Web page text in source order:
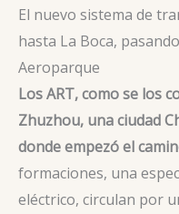
El nuevo sistema de
hasta La Boca,
Aeroparque
Los ART, como se los
Zhuzhou, una ciudad
donde empezó el
formaciones, una
eléctrico, circulan por